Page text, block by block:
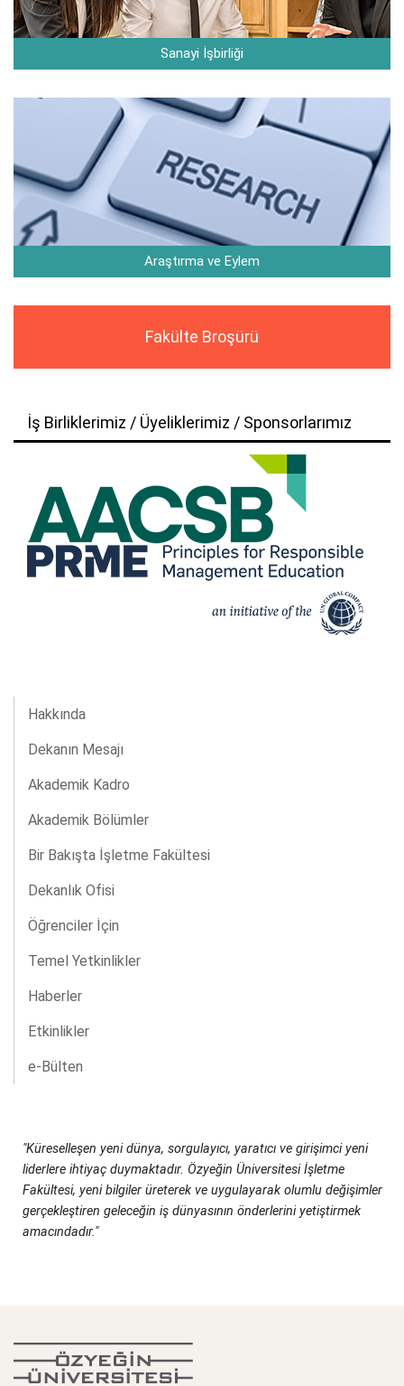
Sanayi İşbirliği
Araştırma ve Eylem
Fakülte Broşürü
İş Birliklerimiz / Üyeliklerimiz / Sponsorlarımız
Hakkında
Dekanın Mesajı
Akademik Kadro
Akademik Bölümler
Bir Bakışta İşletme Fakültesi
Dekanlık Ofisi
Öğrenciler İçin
Temel Yetkinlikler
Haberler
Etkinlikler
e-Bülten
"Küreselleşen yeni dünya, sorgulayıcı, yaratıcı ve girişimci yeni
liderlere ihtiyaç duymaktadır. Özyeğin Üniversitesi İşletme
Fakültesi, yeni bilgiler üreterek ve uygulayarak olumlu değişimler
gerçekleştiren geleceğin iş dünyasının önderlerini yetiştirmek
amacındadır."